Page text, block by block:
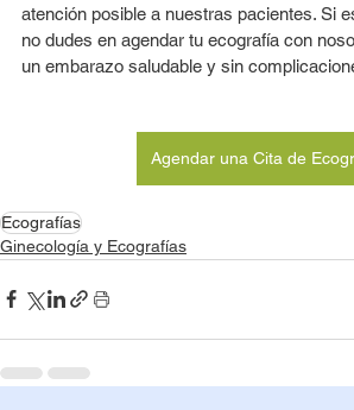
atención posible a nuestras pacientes. Si
no dudes en agendar tu ecografía con
un embarazo saludable y sin
Agendar una Cita de
Ecografías
Ginecología y Ecografías